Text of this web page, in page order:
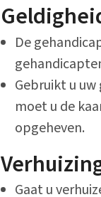
De
Gebruikt u
moet u de
opgeheven.
Gaat u